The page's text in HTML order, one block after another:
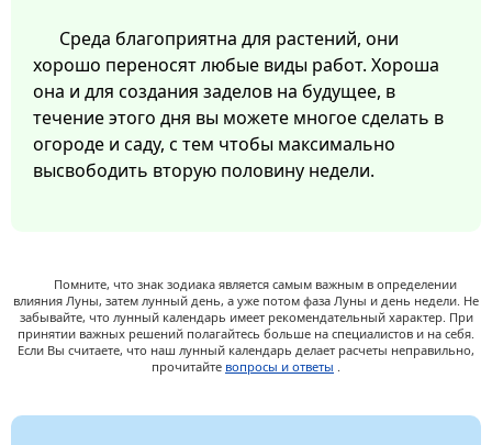
Среда благоприятна для растений, они
хорошо переносят любые виды работ. Хороша
она и для создания заделов на будущее, в
течение этого дня вы можете многое сделать в
огороде и саду, с тем чтобы максимально
высвободить вторую половину недели.
Помните, что знак зодиака является самым важным в определении
влияния Луны, затем лунный день, а уже потом фаза Луны и день недели. Не
забывайте, что лунный календарь имеет рекомендательный характер. При
принятии важных решений полагайтесь больше на специалистов и на себя.
Если Вы считаете, что наш лунный календарь делает расчеты неправильно,
прочитайте вопросы и ответы .